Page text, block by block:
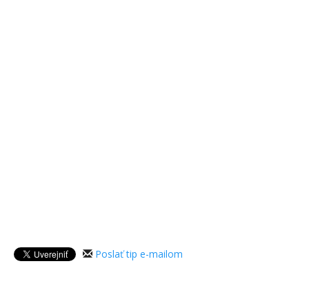
Poslať tip e-mailom